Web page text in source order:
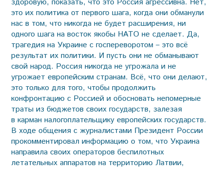
это их политика от первого шага, когда они обманули
нас в том, что никогда не будет расширения, ни
одного шага на восток якобы НАТО не сделает. Да,
трагедия на Украине с госпереворотом – это всё
результат их политики. И пусть они не обманывают
свой народ. Россия никогда не угрожала и не
угрожает европейским странам. Всё, что они делают,
это только для того, чтобы продолжить
конфронтацию с Россией и обосновать непомерные
траты из бюджетов своих государств, залезая
в карман налогоплательщику европейских государств.
В ходе общения с журналистами Президент России
прокомментировал информацию о том, что Украина
направила своих операторов беспилотных
летательных аппаратов на территорию Латвии,